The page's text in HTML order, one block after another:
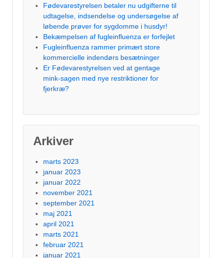
Fødevarestyrelsen betaler nu udgifterne til
udtagelse, indsendelse og undersøgelse af
løbende prøver for sygdomme i husdyr!
Bekæmpelsen af fugleinfluenza er forfejlet
Fugleinfluenza rammer primært store
kommercielle indendørs besætninger
Er Fødevarestyrelsen ved at gentage
mink-sagen med nye restriktioner for
fjerkræ?
Arkiver
marts 2023
januar 2023
januar 2022
november 2021
september 2021
maj 2021
april 2021
marts 2021
februar 2021
januar 2021